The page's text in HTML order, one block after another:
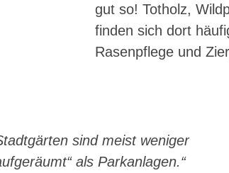
gut so! Totholz,
finden sich dort
Rasenpflege und
sind meist weniger
als Parkanlagen.“